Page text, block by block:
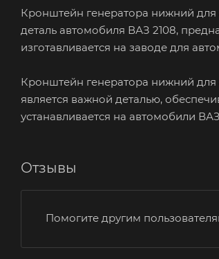
Кронштейн генератора нижний
деталь автомобиля ВАЗ 2108,
изготавливается на заводе для
Кронштейн генератора нижний
является важной деталью,
устанавливается на автомобили
Отзывы
Помогите другим